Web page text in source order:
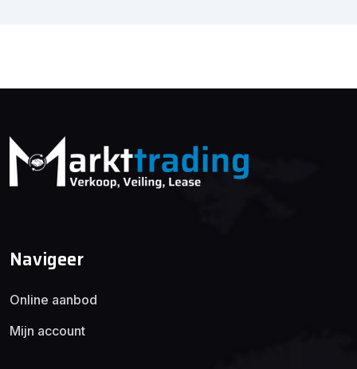
Navigeer
Online aanbod
Mijn account